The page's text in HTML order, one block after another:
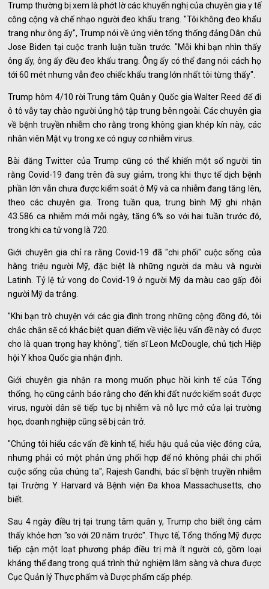
Trump thường bị xem là phớt lờ các khuyến nghị của chuyên gia y tế
công cộng và chế nhạo người đeo khẩu trang. "Tôi không đeo khẩu
trang như ông ấy", Trump nói về ứng viên tổng thống đảng Dân chủ
Jose Biden tại cuộc tranh luận tuần trước. "Mỗi khi bạn nhìn thấy
ông ấy, ông ấy đều đeo khẩu trang. Ông ấy có thể đang nói cách họ
tới 60 mét nhưng vẫn đeo chiếc khẩu trang lớn nhất tôi từng thấy".
Trump hôm 4/10 rời Trung tâm Quân y Quốc gia Walter Reed để đi
ô tô vẫy tay chào người ủng hộ tập trung bên ngoài. Các chuyên gia
về bệnh truyền nhiễm cho rằng trong không gian khép kín này, các
nhân viên Mật vụ trong xe có nguy cơ nhiễm virus.
Bài đăng Twitter của Trump cũng có thể khiến một số người tin
rằng Covid-19 đang trên đà suy giảm, trong khi thực tế dịch bệnh
phần lớn vẫn chưa được kiểm soát ở Mỹ và ca nhiễm đang tăng lên,
theo các chuyên gia. Trong tuần qua, trung bình Mỹ ghi nhận
43.586 ca nhiễm mới mỗi ngày, tăng 6% so với hai tuần trước đó,
trong khi ca tử vong là 720.
Giới chuyên gia chỉ ra rằng Covid-19 đã "chi phối" cuộc sống của
hàng triệu người Mỹ, đặc biệt là những người da màu và người
Latinh. Tỷ lệ tử vong do Covid-19 ở người Mỹ da màu cao gấp đôi
người Mỹ da trắng.
"Khi bạn trò chuyện với các gia đình trong những cộng đồng đó, tôi
chắc chắn sẽ có khác biệt quan điểm về việc liệu vấn đề này có được
cho là quan trọng hay không", tiến sĩ Leon McDougle, chủ tịch Hiệp
hội Y khoa Quốc gia nhận định.
Giới chuyên gia nhận ra mong muốn phục hồi kinh tế của Tổng
thống, họ cũng cảnh báo rằng cho đến khi đất nước kiểm soát được
virus, người dân sẽ tiếp tục bị nhiễm và nỗ lực mở cửa lại trường
học, doanh nghiệp cũng sẽ bị cản trở.
"Chúng tôi hiểu các vấn đề kinh tế, hiểu hậu quả của việc đóng cửa,
nhưng phải có một phản ứng phối hợp để nó không phải chi phối
cuộc sống của chúng ta", Rajesh Gandhi, bác sĩ bệnh truyền nhiễm
tại Trường Y Harvard và Bệnh viện Đa khoa Massachusetts, cho
biết.
Sau 4 ngày điều trị tại trung tâm quân y, Trump cho biết ông cảm
thấy khỏe hơn "so với 20 năm trước". Thực tế, Tổng thống Mỹ được
tiếp cận một loạt phương pháp điều trị mà ít người có, gồm loại
kháng thể đang trong quá trình thử nghiệm lâm sàng và chưa được
Cục Quản lý Thực phẩm và Dược phẩm cấp phép.